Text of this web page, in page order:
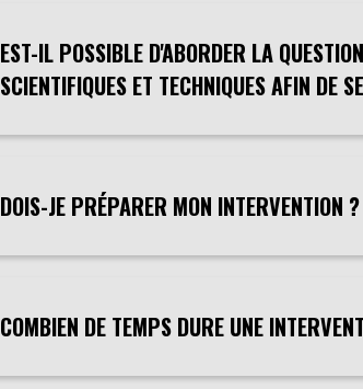
EST-IL POSSIBLE D'ABORDER LA
SCIENTIFIQUES ET TECHNIQUES AFIN DE
DOIS-JE PRÉPARER MON INTERVENTION ?
COMBIEN DE TEMPS DURE UNE